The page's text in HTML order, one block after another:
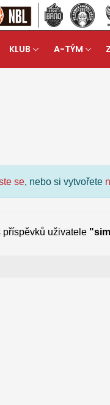
KLUB A-TÝM
se, nebo si vytvořete
příspěvků uživatele